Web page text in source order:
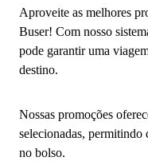
Aproveite as melhores
Buser! Com nosso
pode garantir uma
destino.
Nossas promoções
selecionadas, permitindo
no bolso.